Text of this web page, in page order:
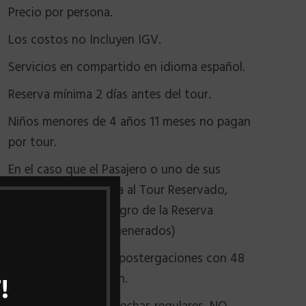
Precio por persona.
Los costos no Incluyen IGV.
Servicios en compartido en idioma español.
Reserva mínima 2 días antes del tour.
Niños menores de 4 años 11 meses no pagan
por tour.
En el caso que el Pasajero o uno de sus
integrantes no asista al Tour Reservado,
debe cancelar el integro de la Reserva
(Asientos y tickets generados)
Las cancelaciones o postergaciones con 48
horas de anticipación.